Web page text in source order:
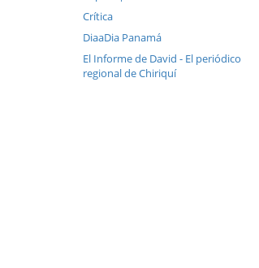
Crítica
DiaaDia Panamá
El Informe de David - El periódico
regional de Chiriquí